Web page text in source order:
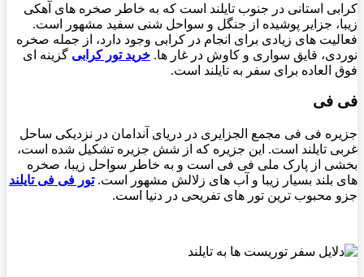
کرابی استانی در جنوب تایلند است که به خاطر صخره های آهکی
زیبا، جزایر پوشیده از جنگل و سواحل شنی سفید مشهور است.
فعالیت های زیادی برای انجام در کرابی وجود دارد، از جمله صخره
نوردی، قایق سواری و کاوش در غار ها. خرید تور کرابی گزینه ای
فوق العاده برای سفر به تایلند است.
فی فی
جزیره فی فی مجمع الجزایری در دریای آندامان در نزدیکی ساحل
غربی تایلند است. این جزیره که از شش جزیره تشکیل شده است،
بخشی از پارک ملی فی فی است و به خاطر سواحل زیبا، صخره
های بلند بسیار زیبا و آب های زلالش مشهور است.تور فی فی تایلند
جزو محبوب ترین تور های تفریحی در دنیا است.